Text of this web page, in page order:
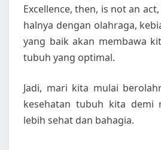
Excellence, then, is not an
halnya dengan olahraga,
yang baik akan membawa
tubuh yang optimal.
Jadi, mari kita mulai
kesehatan tubuh kita demi
lebih sehat dan bahagia.